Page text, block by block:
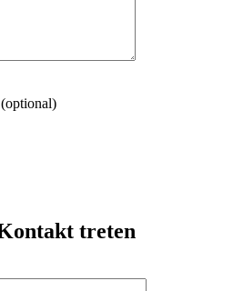
(optional)
treten